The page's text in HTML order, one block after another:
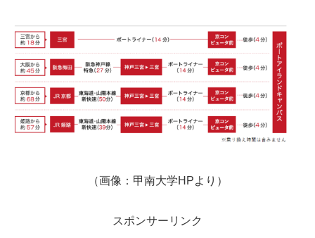
（画像：甲南大学HPより）
スポンサーリンク